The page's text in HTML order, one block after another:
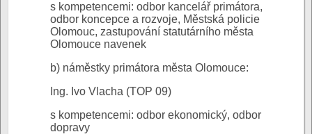
s kompetencemi: odbor kancelář primátora,
odbor koncepce a rozvoje, Městská policie
Olomouc, zastupování statutárního města
Olomouce navenek
b) náměstky primátora města Olomouce:
Ing. Ivo Vlacha (TOP 09)
s kompetencemi: odbor ekonomický, odbor
dopravy